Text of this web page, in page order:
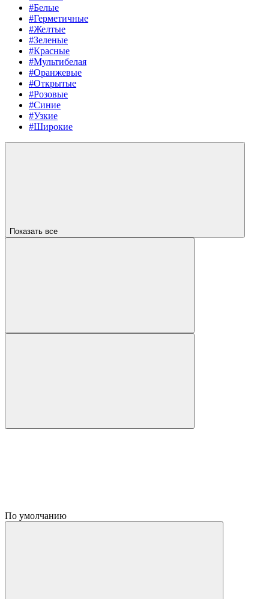
#Белые
#Герметичные
#Желтые
#Зеленые
#Красные
#Мультибелая
#Оранжевые
#Открытые
#Розовые
#Синие
#Узкие
#Широкие
Показать все
По умолчанию